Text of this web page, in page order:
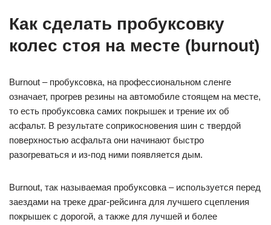
Как сделать пробуксовку
колес стоя на месте (burnout)
Burnout – пробуксовка, на профессиональном сленге
означает, прогрев резины на автомобиле стоящем на месте,
то есть пробуксовка самих покрышек и трение их об
асфальт. В результате соприкосновения шин с твердой
поверхностью асфальта они начинают быстро
разогреваться и из-под ними появляется дым.
Burnout, так называемая пробуксовка – используется перед
заездами на треке драг-рейсинга для лучшего сцепления
покрышек с дорогой, а также для лучшей и более